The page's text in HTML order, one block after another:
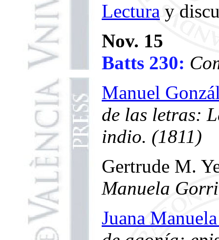
Lectura y
Nov. 15
Batts 230:
Manuel
de las letras:
indio. (1811)
Gertrude M.
Manuela
Juana